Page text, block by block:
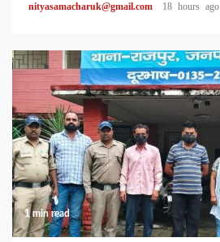
nityasamacharuk@gmail.com 18 hours ago
1 min read